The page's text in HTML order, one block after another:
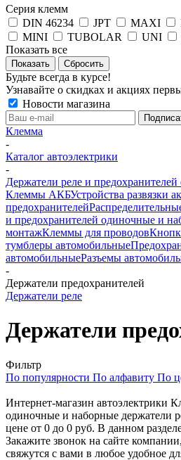
Серия клемм
DIN 46234
JPT MAXI
MINI
TUBOLAR UNI
Показать все
Сбросить
Будьте всегда в курсе!
Узнавайте о скидках и акциях
Новости магазина
Клемма
-
Каталог автоэлектрики
-
Держатели реле и
Клеммы АКБУстройства развязки
предохранителей
и предохранителей одиночные и
монтажКлеммы для проводов
тумблеры автомобильные
автомобильныеРазъемы
-
Держатели предохранителей
Держатели реле
Держатели
Фильтр
По популярности По алфавиту По
Интернет-магазин автоэлектрики
одиночные и наборные держатели
цене от 0 до 0 руб. В данном
Закажите звонок на сайте
свяжутся с вами в любое удобное